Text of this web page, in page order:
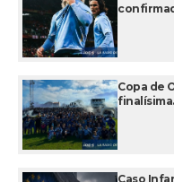
Copa de
finalísima.
Caso